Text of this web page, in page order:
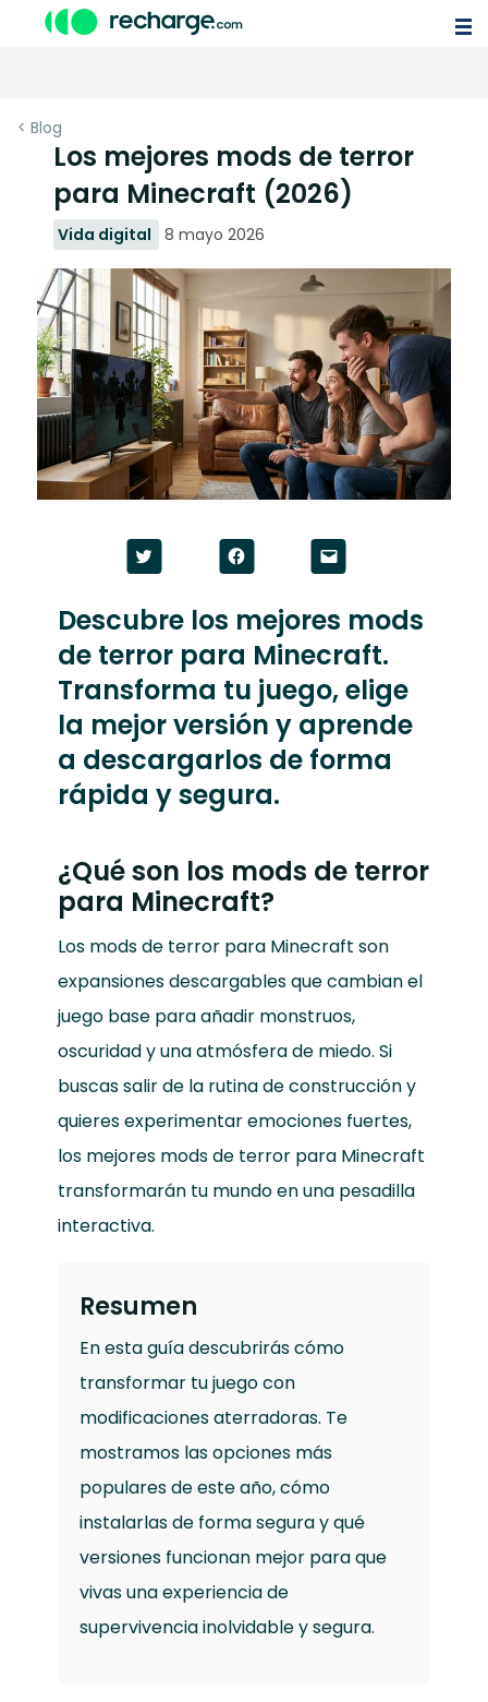
< Blog
Los mejores mods de terror
para Minecraft (2026)
Vida digital 8 mayo 2026
Descubre los mejores mods
de terror para Minecraft.
Transforma tu juego, elige
la mejor versión y aprende
a descargarlos de forma
rápida y segura.
clic
en
Twitter
abre
en
una
ventana
clic
en
Facebook
abre
en
una
ventana
nueva)
clic
un
enlace
correo
electrónico
un
amigo
(Se
abre
en
una
¿Qué son los mods de terror
para Minecraft?
Los mods de terror para Minecraft son
expansiones descargables que cambian el
juego base para añadir monstruos,
oscuridad y una atmósfera de miedo. Si
buscas salir de la rutina de construcción y
quieres experimentar emociones fuertes,
los mejores mods de terror para Minecraft
transformarán tu mundo en una pesadilla
interactiva.
Resumen
En esta guía descubrirás cómo
transformar tu juego con
modificaciones aterradoras. Te
mostramos las opciones más
populares de este año, cómo
instalarlas de forma segura y qué
versiones funcionan mejor para que
vivas una experiencia de
supervivencia inolvidable y segura.